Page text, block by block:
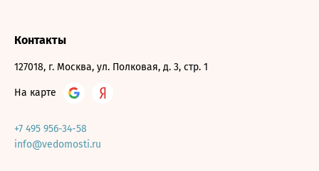
Контакты
127018, г. Москва, ул. Полковая, д. 3, стр. 1
На карте
+7 495 956-34-58
info@vedomosti.ru